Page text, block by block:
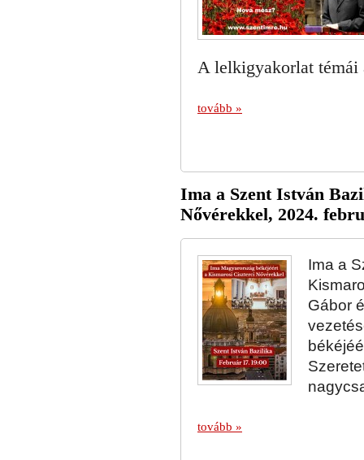
A lelkigyakorlat témái
tovább »
Ima a Szent István
Nővérekkel, 2024.
Ima a
Gábor
tovább »